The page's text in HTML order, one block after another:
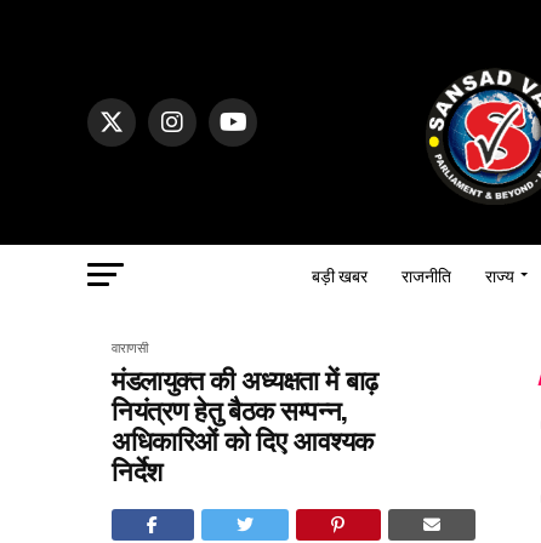
बड़ी खबर राजनीति राज्य
वाराणसी
मंडलायुक्त की अध्यक्षता में बाढ़
नियंत्रण हेतु बैठक सम्पन्न,
अधिकारिओं को दिए आवश्यक
निर्देश